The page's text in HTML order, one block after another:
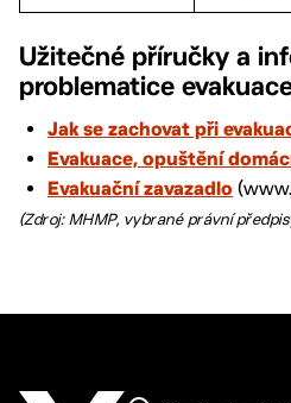
Užitečné příručky a
problematice
Jak se zachovat při
Evakuace, opuštění
Evakuační zavazadlo
(Zdroj: MHMP, vybrané právní